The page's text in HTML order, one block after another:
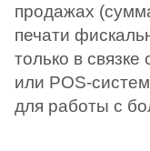
продажах
печати
только в
или POS-
для работы с